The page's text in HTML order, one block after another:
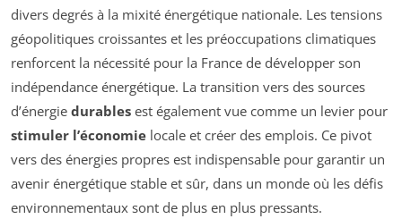
divers degrés à la mixité énergétique nationale. Les tensions
géopolitiques croissantes et les préoccupations climatiques
renforcent la nécessité pour la France de développer son
indépendance énergétique. La transition vers des sources
d’énergie durables est également vue comme un levier pour
stimuler l’économie locale et créer des emplois. Ce pivot
vers des énergies propres est indispensable pour garantir un
avenir énergétique stable et sûr, dans un monde où les défis
environnementaux sont de plus en plus pressants.